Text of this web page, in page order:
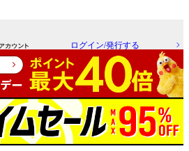
ログイン/発行する